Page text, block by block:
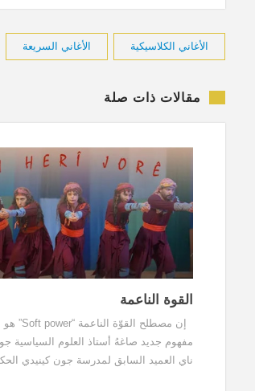
الأغاني الكلاسيكية الأغاني السريعة
مقالات ذات صلة
القوة الناعمة
إن مصطلح القوّة الناعمة “Soft power”‏ هو
مفهوم جديد صاغهُ أستاذ العلوم السياسية
ناي العميد السابق لمدرسة جون كينيدي